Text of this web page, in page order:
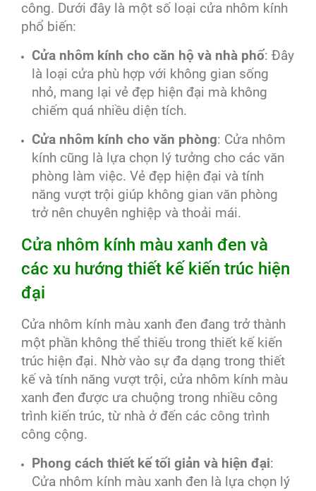
công. Dưới đây là một số loại cửa nhôm kính
phổ biến:
Cửa nhôm kính cho căn hộ và nhà phố: Đây
là loại cửa phù hợp với không gian sống
nhỏ, mang lại vẻ đẹp hiện đại mà không
chiếm quá nhiều diện tích.
Cửa nhôm kính cho văn phòng: Cửa nhôm
kính cũng là lựa chọn lý tưởng cho các văn
phòng làm việc. Vẻ đẹp hiện đại và tính
năng vượt trội giúp không gian văn phòng
trở nên chuyên nghiệp và thoải mái.
Cửa nhôm kính màu xanh đen và
các xu hướng thiết kế kiến trúc hiện
đại
Cửa nhôm kính màu xanh đen đang trở thành
một phần không thể thiếu trong thiết kế kiến
trúc hiện đại. Nhờ vào sự đa dạng trong thiết
kế và tính năng vượt trội, cửa nhôm kính màu
xanh đen được ưa chuộng trong nhiều công
trình kiến trúc, từ nhà ở đến các công trình
công cộng.
Phong cách thiết kế tối giản và hiện đại:
Cửa nhôm kính màu xanh đen là lựa chọn lý